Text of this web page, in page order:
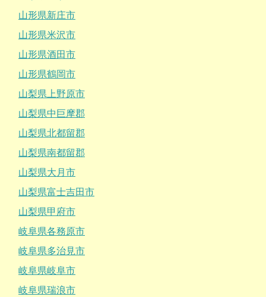
山形県新庄市
山形県米沢市
山形県酒田市
山形県鶴岡市
山梨県上野原市
山梨県中巨摩郡
山梨県北都留郡
山梨県南都留郡
山梨県大月市
山梨県富士吉田市
山梨県甲府市
岐阜県各務原市
岐阜県多治見市
岐阜県岐阜市
岐阜県瑞浪市